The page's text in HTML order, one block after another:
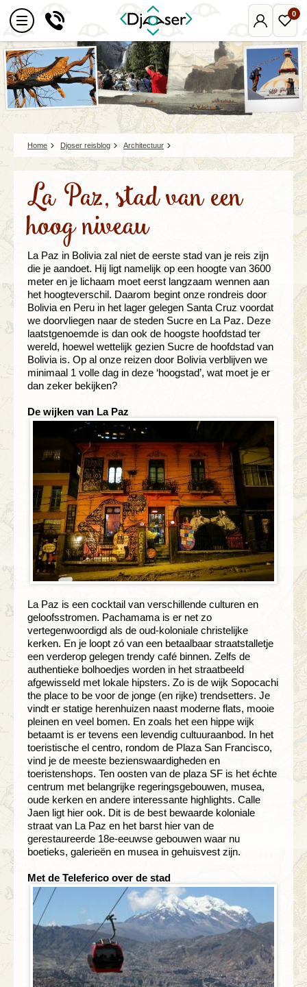
Mijn
Djoser
0
Home Djoser reisblog Architectuur
La Paz, stad van een
hoog niveau
La Paz in Bolivia zal niet de eerste stad van je reis zijn
die je aandoet. Hij ligt namelijk op een hoogte van 3600
meter en je lichaam moet eerst langzaam wennen aan
het hoogteverschil. Daarom begint onze rondreis door
Bolivia en Peru in het lager gelegen Santa Cruz voordat
we doorvliegen naar de steden Sucre en La Paz. Deze
laatstgenoemde is dan ook de hoogste hoofdstad ter
wereld, hoewel wettelijk gezien Sucre de hoofdstad van
Bolivia is. Op al onze reizen door Bolivia verblijven we
minimaal 1 volle dag in deze ‘hoogstad’, wat moet je er
dan zeker bekijken?
De wijken van La Paz
La Paz is een cocktail van verschillende culturen en
geloofsstromen. Pachamama is er net zo
vertegenwoordigd als de oud-koloniale christelijke
kerken. En je loopt zó van een betaalbaar straatstalletje
een verderop gelegen trendy café binnen. Zelfs de
authentieke bolhoedjes worden in het straatbeeld
afgewisseld met lokale hipsters. Zo is de wijk Sopocachi
the place to be voor de jonge (en rijke) trendsetters. Je
vindt er statige herenhuizen naast moderne flats, mooie
pleinen en veel bomen. En zoals het een hippe wijk
betaamt is er tevens een levendig cultuuraanbod. In het
toeristische el centro, rondom de Plaza San Francisco,
vind je de meeste bezienswaardigheden en
toeristenshops. Ten oosten van de plaza SF is het échte
centrum met belangrijke regeringsgebouwen, musea,
oude kerken en andere interessante highlights. Calle
Jaen ligt hier ook. Dit is de best bewaarde koloniale
straat van La Paz en het barst hier van de
gerestaureerde 18e-eeuwse gebouwen waar nu
boetieks, galerieën en musea in gehuisvest zijn.
Met de Teleferico over de stad